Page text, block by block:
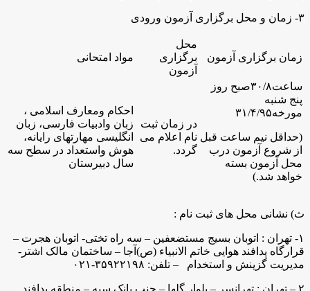
۳- زمان و محل برگزاری آزمون ورودی
زمان برگزاری آزمون
محل
برگزاری
آزمون
مواد امتحانی
ساعت۳۰/۸صبح روز
پنج شنبه
مورخه۳۱/۴/۹۵
(حداقل نیم ساعت قبل
از شروع آزمون درب
محل آزمون بسته
خواهد شد.)
در زمان ثبت
نام اعلام می
گردد.
احکام ومعارف اسلامی ،
زبان وادبیات فارسی، زبان
انگلیسی مهارتهای رایانه،
هوش واستعداد در سطح سه
سال دبیرستان
ث) نشانی محل های ثبت نام :
۱- تهران : اتوبان بسیج مستضعفین – سه راه تختی- اتوبان هجرت –
قرارگاه پدافند هوایی خاتم الانبیاء (ص)آجا – ساختمان مالک اشتر-
مدیریت گزینش و استخدام – تلفن: ۳۵۹۲۲۱۹۸-۰۲۱
۲ – تهران : تهرانسر – بلوار گلها – جنب بانک سپه – منطقه پدافند